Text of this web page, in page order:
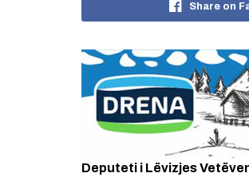
Share on
Deputeti i Lëvizjes